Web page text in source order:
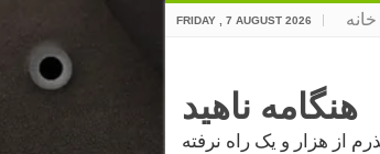
FRIDAY , 7 AUGUST 2026 خانه
هنگامه ناهید